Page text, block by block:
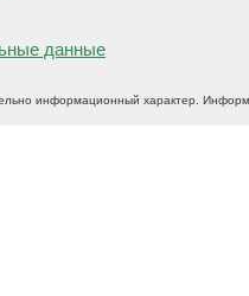
данные
информационный характер.